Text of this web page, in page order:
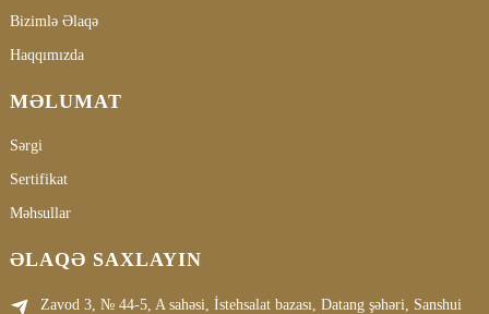
Bizimlə Əlaqə
Haqqımızda
MƏLUMAT
Sərgi
Sertifikat
Məhsullar
ƏLAQƏ SAXLAYIN
Zavod 3, № 44-5, A sahəsi, İstehsalat bazası, Datang şəhəri, Sanshui